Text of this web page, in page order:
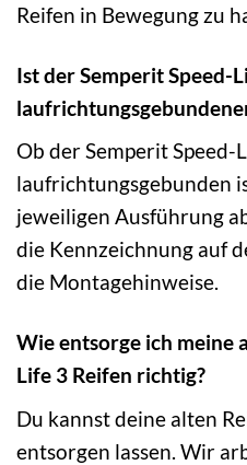
Reifen in Bewegung zu
Ist der Semperit Speed-
Ob der Semperit Speed-
laufrichtungsgebunden
jeweiligen Ausführung
die Kennzeichnung auf
die Montagehinweise.
Wie entsorge ich meine
Life 3 Reifen richtig?
Du kannst deine alten
entsorgen lassen. Wir